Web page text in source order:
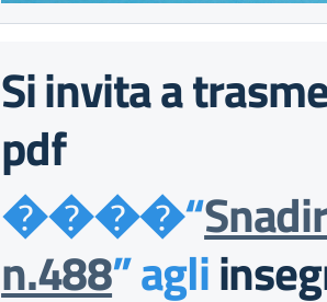
Si invita a
pdf
����“
n.488” agli